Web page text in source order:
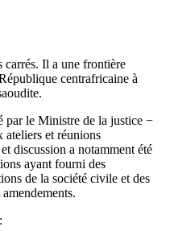
carrés. Il a une frontière
centrafricaine à
par le Ministre de la justice −
ateliers et réunions
discussion a notamment été
ayant fourni des
de la société civile et des